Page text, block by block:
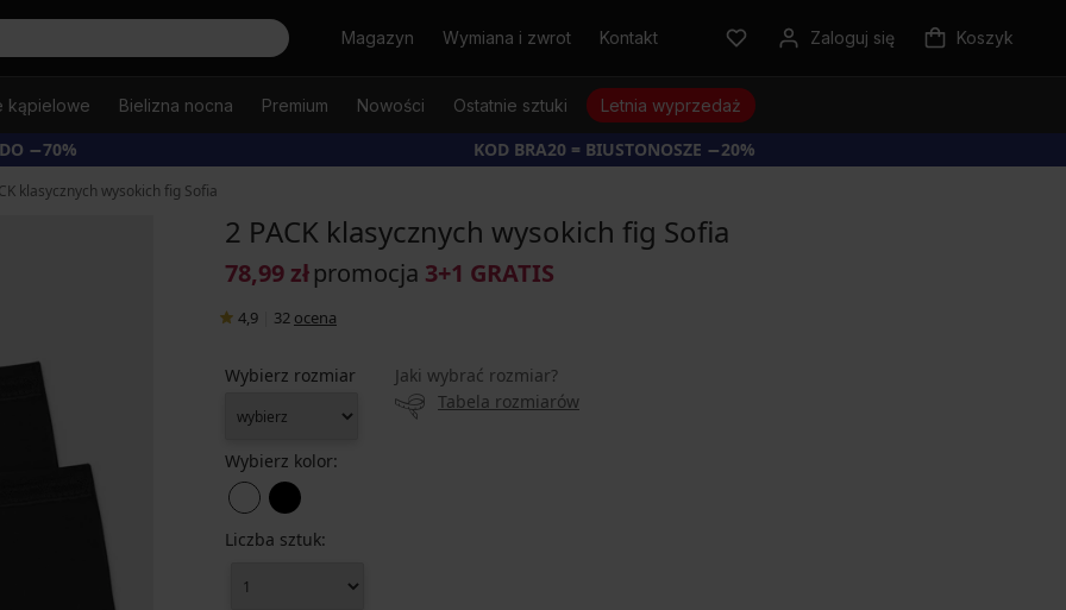
SzukajMagazyn Wymiana i zwrot Kontakt Zaloguj się Koszyk
kąpielowe Bielizna nocna Premium Nowości Ostatnie sztuki Letnia wyprzedaż
−70% KOD BRA20 = BIUSTONOSZE −20%
klasycznych wysokich fig Sofia
2 PACK klasycznych wysokich fig Sofia
78,99 złpromocja 3+1 GRATIS
4,9 32 ocena
Wybierz rozmiar
Jaki wybrać rozmiar?
Tabela rozmiarów
Wybierz kolor:
Liczba sztuk: